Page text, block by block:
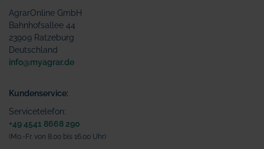
AgrarOnline GmbH
Bahnhofsallee 44
23909 Ratzeburg
Deutschland
info@myagrar.de
Kundenservice:
Servicetelefon:
+49 4541 8668 290
(Mo.-Fr. von 8.00 bis 16.00 Uhr)